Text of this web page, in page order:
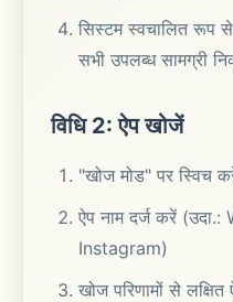
सिस्टम स्वचालित रूप
सभी उपलब्ध सामग्री
विधि 2: ऐप खोजें
"खोज मोड" पर स्विच
ऐप नाम दर्ज करें
Instagram)
खोज परिणामों से